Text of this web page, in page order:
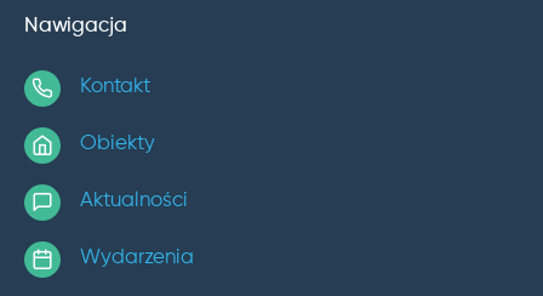
Nawigacja
Kontakt
Obiekty
Aktualności
Wydarzenia